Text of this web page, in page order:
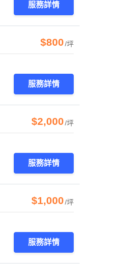
服務詳情
$800/坪
服務詳情
$2,000/坪
服務詳情
$1,000/坪
服務詳情